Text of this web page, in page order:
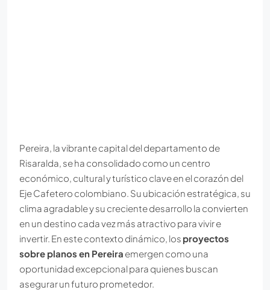
Pereira, la vibrante capital del departamento de
Risaralda, se ha consolidado como un centro
económico, cultural y turístico clave en el corazón del
Eje Cafetero colombiano. Su ubicación estratégica, su
clima agradable y su creciente desarrollo la convierten
en un destino cada vez más atractivo para vivir e
invertir. En este contexto dinámico, los proyectos
sobre planos en Pereira emergen como una
oportunidad excepcional para quienes buscan
asegurar un futuro prometedor.